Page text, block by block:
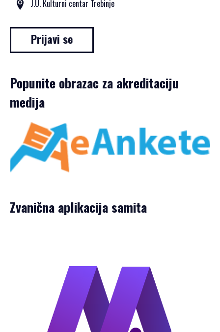
J.U. Kulturni centar Trebinje
Prijavi se
Popunite obrazac za akreditaciju
medija
Zvanična aplikacija samita